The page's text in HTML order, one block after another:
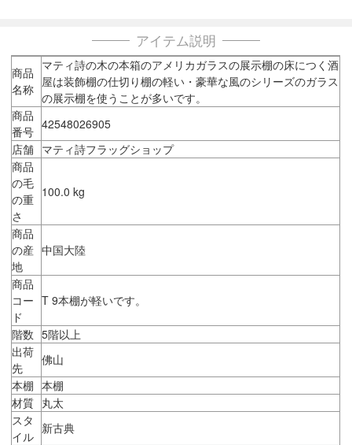
アイテム説明
商品
名称
マティ詩の木の本箱のアメリカガラスの展示棚の床につく酒
屋は装飾棚の仕切り棚の軽い・豪華な風のシリーズのガラス
の展示棚を使うことが多いです。
商品
番号 42548026905
店舗 マティ詩フラッグショップ
商品
の毛
の重
さ
100.0 kg
商品
の産
地
中国大陸
商品
コー
ド
T 9本棚が軽いです。
階数 5階以上
出荷
先
佛山
本棚 本棚
材質 丸太
スタ
イル
新古典